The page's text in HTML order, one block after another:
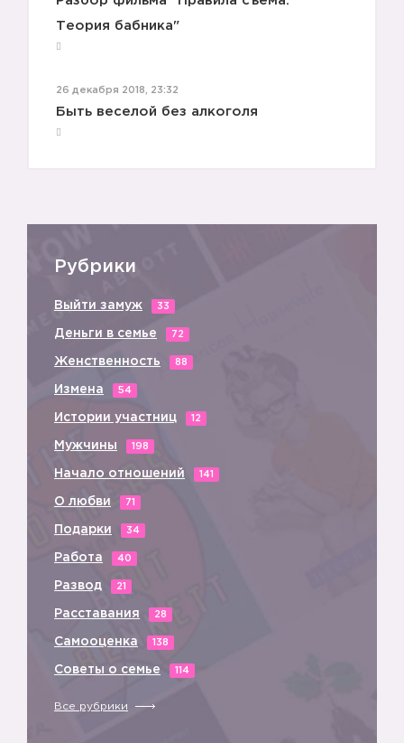
Теория бабника"
26 декабря 2018, 23:32
Быть веселой без алкоголя
Рубрики
Выйти замуж 33
Деньги в семье 72
Женственность 88
Измена 54
Истории участниц 12
Мужчины 198
Начало отношений 141
О любви 71
Подарки 34
Работа 40
Развод 21
Расставания 28
Самооценка 138
Советы о семье 114
Все рубрики